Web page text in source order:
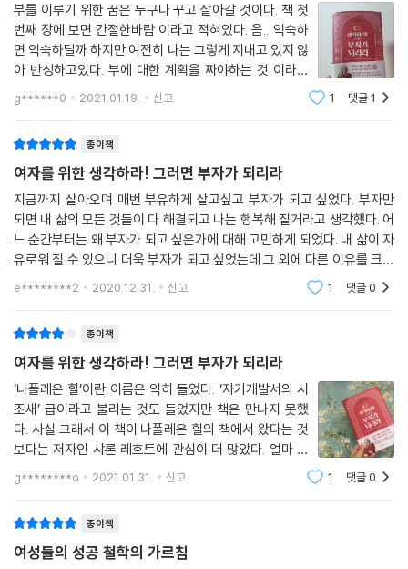
부를 이루기 위한 꿈은 누구나 꾸고 살아갈 것이다. 책 첫
번째 장에 보면 간절한바람 이라고 적혀있다. 음.. 익숙하
면 익숙하달까 하지만 여전히 나는 그렇게 지내고 있지 않
아 반성하고있다. 부에 대한 계획을 짜야하는 것 이라는
데.. 나폴레옹 힐이 소개한 방법이라고 한다. 방법은 다른
책을 통해 수차례 읽어봤고 해야지 해야지 생각만하고 나
g******0 2021.01.19. 신고 1 댓글1
종이책
여자를 위한 생각하라! 그러면 부자가 되리라
지금까지 살아오며 매번 부유하게 살고싶고 부자가 되고 싶었다. 부자만
되면 내 삶의 모든 것들이 다 해결되고 나는 행복해 질거라고 생각했다. 어
느 순간부터는 왜 부자가 되고 싶은가에 대해 고민하게 되었다. 내 삶이 자
유로워 질 수 있으니 더욱 부자가 되고 싶었는데 그 외에 다른 이유를 크게
찾을 수가 없었다. 내가 왜 부유한 삶을 살아야하는지에 대해 궁
e********2 2020.12.31. 신고 1 댓글0
종이책
여자를 위한 생각하라! 그러면 부자가 되리라
‘나폴레온 힐’이란 이름은 익히 들었다. ‘자기개발서의 시
조새’ 급이라고 불리는 것도 들었지만 책은 만나지 못했
다. 사실 그래서 이 책이 나폴레온 힐의 책에서 왔다는 것
보다는 저자인 샤론 레흐트에 관심이 더 많았다. 얼마 전
몇 년 만에 읽게 된 ＜부자 아빠 가난한 아빠＞ 공저자. 그
런 책을 함께 썼던 사람이 쓰는 책이라 관심이 있었다. 딱
g********o 2021.01.31. 신고 1 댓글0
종이책
여성들의 성공 철학의 가르침